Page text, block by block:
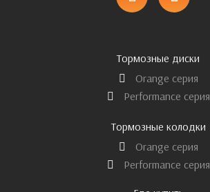
Тормозные диски
Orange серия
Performance серия
Тормозные колодки
Orange серия
Performance серия